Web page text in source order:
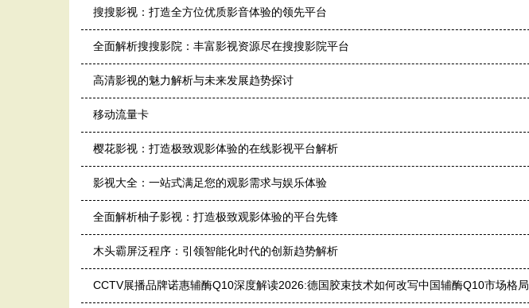
搜搜影视：打造全方位优质影音体验的领先平台
全面解析搜搜影院：丰富影视资源尽在搜搜影院平台
高清影视的魅力解析与未来发展趋势探讨
移动流量卡
樱花影视：打造极致观影体验的在线影视平台解析
影视大全：一站式满足您的观影需求与娱乐体验
全面解析柚子影视：打造极致观影体验的平台先锋
木头霸屏泛程序：引领智能化时代的创新趋势解析
CCTV展播品牌诺惠辅酶Q10深度解读2026:德国胶束技术如何改写中国辅酶Q10市场格局